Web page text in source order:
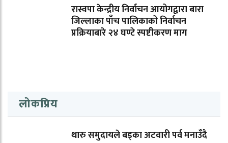
रास्वपा केन्द्रीय निर्वाचन आयोगद्वारा बारा
जिल्लाका पाँच पालिकाको निर्वाचन
प्रक्रियाबारे २४ घण्टे स्पष्टीकरण माग
लोकप्रिय
थारु समुदायले बड्का अटवारी पर्व मनाउँदै